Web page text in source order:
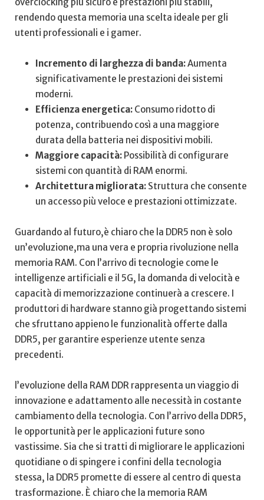
rendendo⁢ questa memoria una ⁢scelta ideale per gli
utenti professionali⁣ e i gamer.
Incremento di larghezza di banda:⁢Aumenta⁢
significativamente le prestazioni dei sistemi
moderni.
Efficienza energetica: Consumo‌ ridotto di
potenza, contribuendo così a una⁢ maggiore
durata⁣ della batteria nei dispositivi mobili.
Maggiore capacità: Possibilità di configurare
sistemi con⁣ quantità di RAM enormi.
Architettura migliorata: Struttura che consente
un accesso più veloce e prestazioni ottimizzate.
Guardando al futuro,è chiaro che la DDR5 non è solo
un’evoluzione,ma una vera ‌e‍ propria rivoluzione nella
memoria ​RAM. Con l’arrivo di tecnologie come le
intelligenze artificiali e il 5G, la domanda di velocità e
capacità di memorizzazione continuerà⁤ a crescere. I
produttori di hardware⁢ stanno già progettando sistemi
che sfruttano appieno le ‌funzionalità offerte dalla⁣
DDR5, per garantire esperienze utente senza
precedenti.
l’evoluzione della RAM DDR rappresenta​ un⁤ viaggio di
innovazione e adattamento alle necessità in costante
cambiamento della tecnologia. Con l’arrivo della DDR5,
le opportunità per le applicazioni future sono
vastissime. Sia che si tratti di migliorare le applicazioni‌
quotidiane o di spingere i confini della tecnologia
stessa, la DDR5 promette di essere al centro di ⁤questa
trasformazione. È chiaro che la memoria RAM